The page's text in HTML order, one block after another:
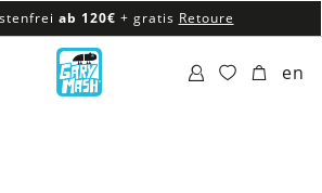
ab 120€ + gratis Retoure
& fair produziertes Sortiment
ab 120€
en